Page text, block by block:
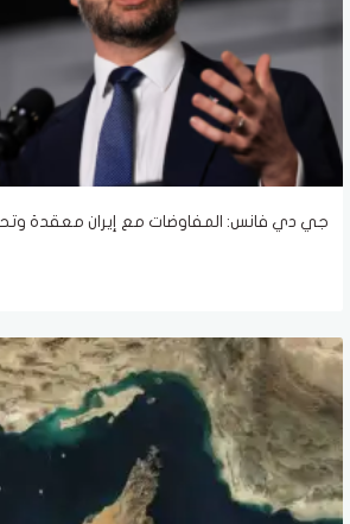
جي دي فانس: المفاوضات مع إيران معقدة